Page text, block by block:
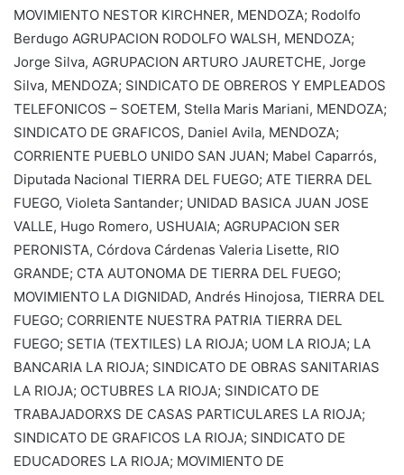
MOVIMIENTO NESTOR KIRCHNER, MENDOZA; Rodolfo
Berdugo AGRUPACION RODOLFO WALSH, MENDOZA;
Jorge Silva, AGRUPACION ARTURO JAURETCHE, Jorge
Silva, MENDOZA; SINDICATO DE OBREROS Y EMPLEADOS
TELEFONICOS – SOETEM, Stella Maris Mariani, MENDOZA;
SINDICATO DE GRAFICOS, Daniel Avila, MENDOZA;
CORRIENTE PUEBLO UNIDO SAN JUAN; Mabel Caparrós,
Diputada Nacional TIERRA DEL FUEGO; ATE TIERRA DEL
FUEGO, Violeta Santander; UNIDAD BASICA JUAN JOSE
VALLE, Hugo Romero, USHUAIA; AGRUPACION SER
PERONISTA, Córdova Cárdenas Valeria Lisette, RIO
GRANDE; CTA AUTONOMA DE TIERRA DEL FUEGO;
MOVIMIENTO LA DIGNIDAD, Andrés Hinojosa, TIERRA DEL
FUEGO; CORRIENTE NUESTRA PATRIA TIERRA DEL
FUEGO; SETIA (TEXTILES) LA RIOJA; UOM LA RIOJA; LA
BANCARIA LA RIOJA; SINDICATO DE OBRAS SANITARIAS
LA RIOJA; OCTUBRES LA RIOJA; SINDICATO DE
TRABAJADORXS DE CASAS PARTICULARES LA RIOJA;
SINDICATO DE GRAFICOS LA RIOJA; SINDICATO DE
EDUCADORES LA RIOJA; MOVIMIENTO DE